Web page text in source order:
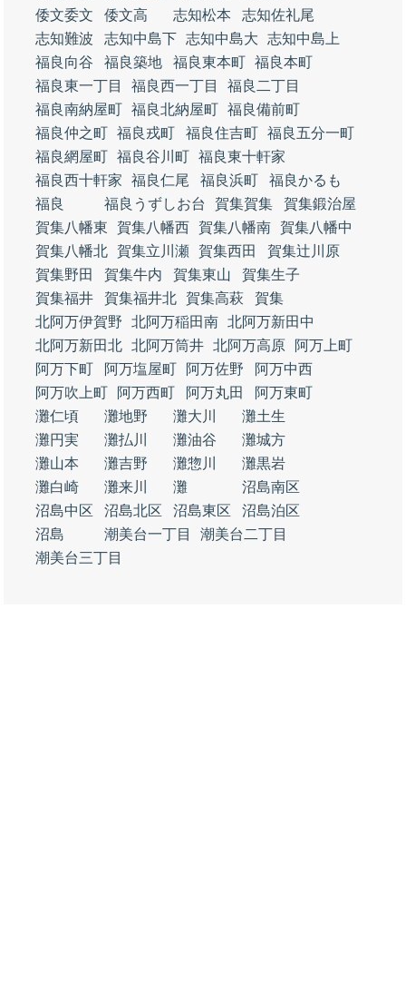
倭文委文
倭文高 志知松本
志知佐礼尾
志知難波
志知中島下 志知中島大
志知中島上
福良向谷
福良築地 福良東本町 福良本町
福良東一丁目
福良西一丁目
福良二丁目
福良南納屋町 福良北納屋町 福良備前町
福良仲之町 福良戎町 福良住吉町 福良五分一町
福良網屋町 福良谷川町 福良東十軒家
福良西十軒家
福良仁尾 福良浜町
福良かるも
福良
福良うずしお台 賀集賀集
賀集鍛治屋
賀集八幡東
賀集八幡西 賀集八幡南 賀集八幡中
賀集八幡北 賀集立川瀬 賀集西田
賀集辻川原
賀集野田
賀集牛内 賀集東山
賀集生子
賀集福井
賀集福井北 賀集高萩
賀集
北阿万伊賀野
北阿万稲田南 北阿万新田中
北阿万新田北 北阿万筒井 北阿万高原
阿万上町
阿万下町
阿万塩屋町 阿万佐野
阿万中西
阿万吹上町
阿万西町 阿万丸田
阿万東町
灘仁頃
灘地野 灘大川
灘土生
灘円実
灘払川 灘油谷
灘城方
灘山本
灘吉野 灘惣川
灘黒岩
灘白崎
灘来川 灘
沼島南区
沼島中区
沼島北区 沼島東区
沼島泊区
沼島
潮美台一丁目
潮美台二丁目
潮美台三丁目